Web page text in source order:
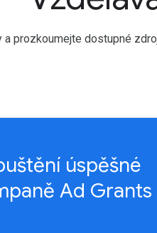
prozkoumejte dostupné
úspěšné
Ad Grants